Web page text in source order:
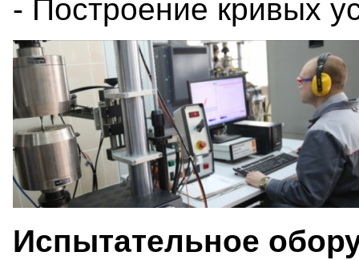
- Построение кривых
Испытательное